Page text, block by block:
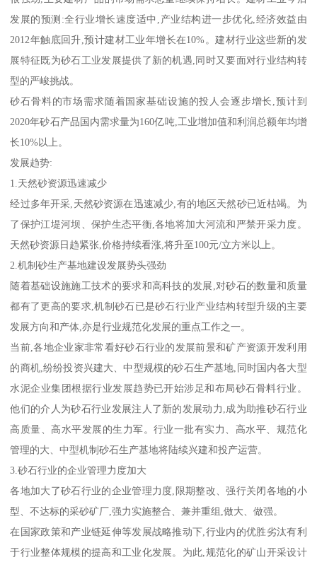
国多家评估机构、拆迁法律咨询律师、征收拆迁办、以及评估院所
合作，以便为顾客提供有价值的服务，从成立至今我司已经服务了
全国几千家公司企业和事业单位，我们有着丰富的房屋、厂房、园
林、评估、企业拆迁等评估经验，同时为广大被拆迁户做过评估，
通过我们的评估以实现了大多数客户的预期目标。
新趋势
"十二五"发展期间,我国经济发展仍处于大有作为的重要战略机遇
期。以内需为主体的我国市场需求格局没有变化,工业化、信息化、
城市化、市场化、国际化的"五化"发展目标为建材的砂石工业未来发
展提供了巨大的市场空间,我国经济在"十二五"期间仍将保持持续平
稳较快增长。
"十二五"期间,国家还将大量进行基础设施的投人力度、建设需求仍
很强劲,主要建材产品的市场需求总量继续保持增长。建材工业今后
发展的预测:全行业增长速度适中,产业结构进一步优化,经济效益由
2012年触底回升,预计建材工业年增长在10%。建材行业这些新的发
展特征既为砂石工业发展提供了新的机遇,同时又要面对行业结构转